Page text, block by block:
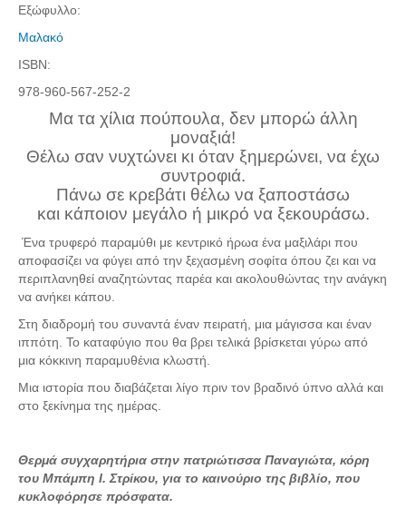
Παλιές Φωτογραφίες του 1930
Πετρόκτιστα Σπίτια - Εκκλησίες
Πανοραμικές φωτογραφίες
Σύνδεσμοι
Εξώφυλλο:
Μαλακό
ISBN:
978-960-567-252-2
Μα τα χίλια πούπουλα, δεν μπορώ άλλη
μοναξιά!
Θέλω σαν νυχτώνει κι όταν ξημερώνει, να έχω
συντροφιά.
Πάνω σε κρεβάτι θέλω να ξαποστάσω
και κάποιον μεγάλο ή μικρό να ξεκουράσω.
Ένα τρυφερό παραμύθι με κεντρικό ήρωα ένα μαξιλάρι που
αποφασίζει να φύγει από την ξεχασμένη σοφίτα όπου ζει και να
περιπλανηθεί αναζητώντας παρέα και ακολουθώντας την ανάγκη
να ανήκει κάπου.
Στη διαδρομή του συναντά έναν πειρατή, μια μάγισσα και έναν
ιππότη. Το καταφύγιο που θα βρει τελικά βρίσκεται γύρω από
μια κόκκινη παραμυθένια κλωστή.
Μια ιστορία που διαβάζεται λίγο πριν τον βραδινό ύπνο αλλά και
στο ξεκίνημα της ημέρας.
Θερμά συγχαρητήρια στην πατριώτισσα Παναγιώτα, κόρη
του Μπάμπη Ι. Στρίκου, για το καινούριο της βιβλίο, που
κυκλοφόρησε πρόσφατα.